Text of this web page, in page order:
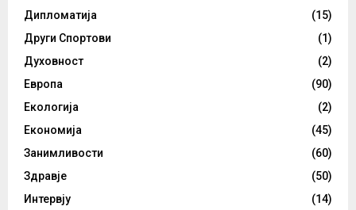
Дипломатија
(15)
Други Спортови
(1)
Духовност
(2)
Европа
(90)
Екологија
(2)
Економија
(45)
Занимливости
(60)
Здравје
(50)
Интервју
(14)